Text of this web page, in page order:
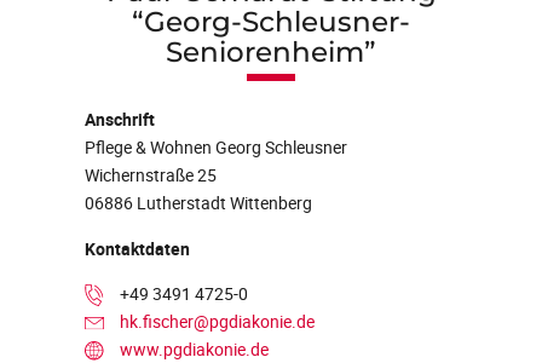
“Georg-Schleusner-
Seniorenheim”
Anschrift
Pflege & Wohnen Georg Schleusner
Wichernstraße 25
06886 Lutherstadt Wittenberg
Kontaktdaten
+49 3491 4725-0
hk.fischer@pgdiakonie.de
www.pgdiakonie.de